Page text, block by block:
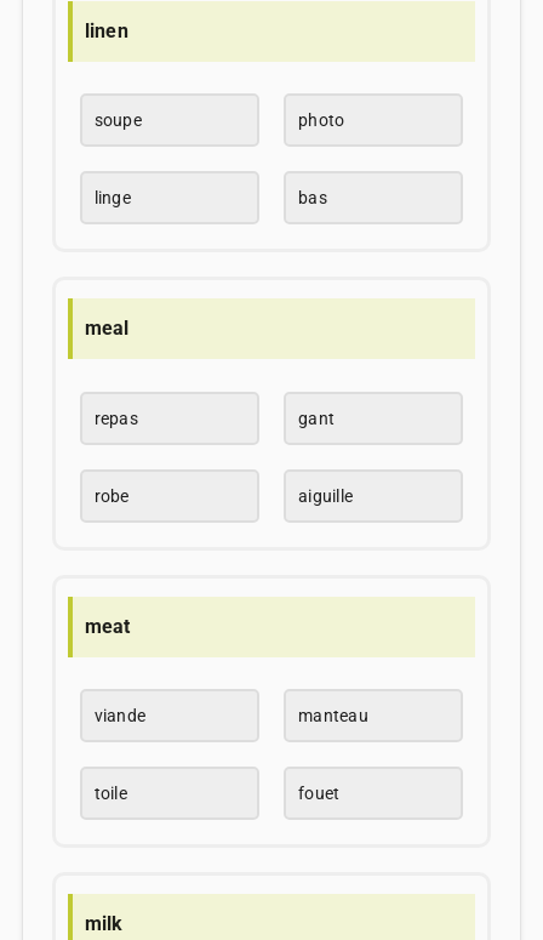
linen
soupe photo
linge bas
meal
repas gant
robe aiguille
meat
viande manteau
toile fouet
milk